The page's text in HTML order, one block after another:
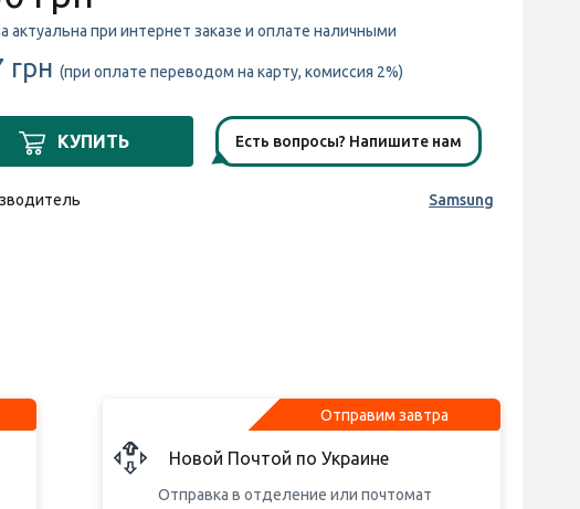
актуальна при интернет заказе и оплате наличными
грн (при оплате переводом на карту, комиссия 2%)
КУПИТЬ Есть вопросы? Напишите нам
Samsung
Отправим завтра
Новой Почтой по Украине
Отправка в отделение или почтомат